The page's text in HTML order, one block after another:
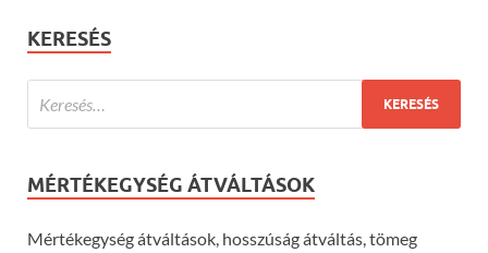
KERESÉS
MÉRTÉKEGYSÉG ÁTVÁLTÁSOK
Mértékegység átváltások, hosszúság átváltás, tömeg